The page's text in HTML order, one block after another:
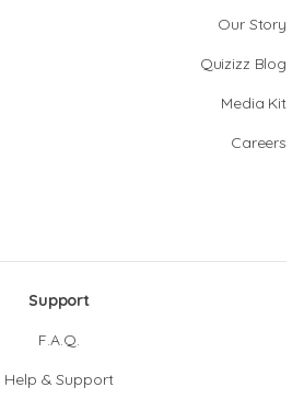
Our Story
Quizizz Blog
Media Kit
Careers
Support
F.A.Q.
Help & Support